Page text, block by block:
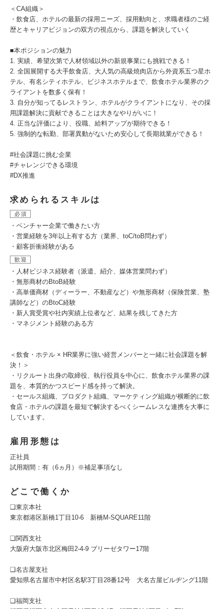
＜CA組織＞
・飲食店、ホテルの最新の採用ニーズ、採用動向と、求職者様のご経
歴とキャリアビジョンの双方の視点から、課題を解決していく
■本ポジションの魅力
1. 実績、希望次第で人材領域以外の新規事業にも挑戦できる！
2. 全国展開する大手飲食店、大人気の高級焼肉店から外資系五つ星ホ
テル、有名シティホテル、ビジネスホテルまで、飲食ホテル業界のク
ライアントを数多く保有！
3. 自分が知ってるレストラン、ホテルがクライアントになり、その採
用課題解決に貢献できることは大きなやりがいに！
4. 正当な評価により、役職、給料アップが期待できる！
5. 強制的な転勤、部署異動がないため安心して長期就業ができる！
#社会課題に挑む企業
#チャレンジできる環境
#DX推進
求められるスキルは
必須
・ベンチャー企業で働きたい方
・営業経験を3年以上有する方（業界、toC/toB問わず）
・顧客折衝経験がある
歓迎
・人材ビジネス経験者（派遣、紹介、媒体営業問わず）
・無形商材のBtoB経験
・高単価商材（ディーラー、不動産など）や無形商材（保険営業、塾
講師など）のBtoC経験
・新人賞受賞や社内実績上位者など、結果を残してきた方
・マネジメント経験のある方
＜飲食・ホテル × HR業界に強い経営メンバーと一緒に社会課題を解
決！＞
・リクルート出身の取締役、執行役員を中心に、飲食ホテル業界の課
題を、本質的かつスピード感を持って解決。
・セールス組織、プロダクト組織、マーケティング組織が横断的に飲
食店・ホテルの課題を最短で解決するべくシームレスな連携を大事に
しています。
雇用形態は
正社員
試用期間：有（6ヵ月）※補足事項なし
どこで働くか
❑東京本社
東京都港区新橋1丁目10-6 新橋M-SQUARE11階
❑関西支社
大阪府大阪市北区梅田2-4-9 ブリーゼタワー17階
❑名古屋支社
愛知県名古屋市中村区名駅3丁目28番12号 大名古屋ビルヂング11階
❑福岡支社